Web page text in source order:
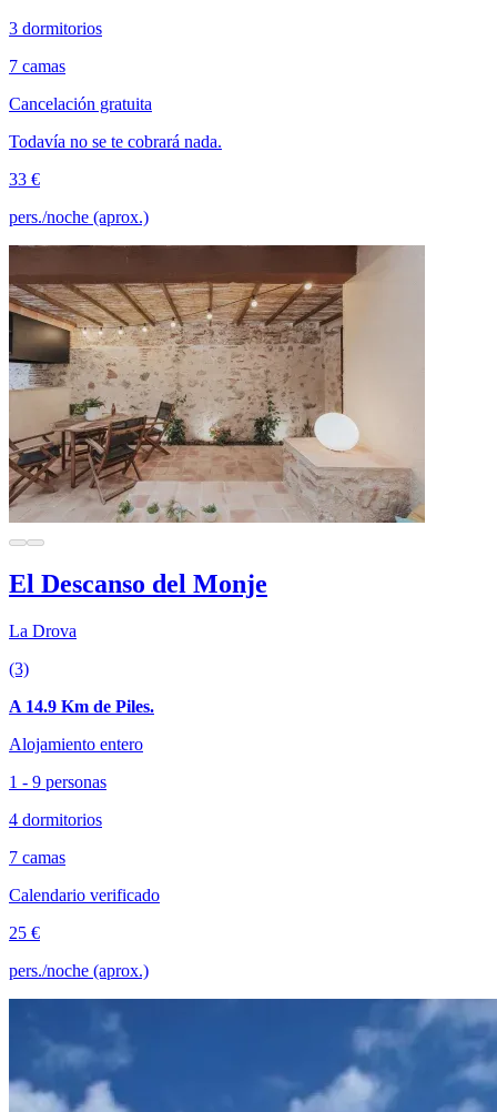
3 dormitorios
7 camas
Cancelación gratuita
Todavía no se te cobrará nada.
33 €
pers./noche (aprox.)
El Descanso del Monje
La Drova
(3)
A 14.9 Km de Piles.
Alojamiento entero
1 - 9 personas
4 dormitorios
7 camas
Calendario verificado
25 €
pers./noche (aprox.)